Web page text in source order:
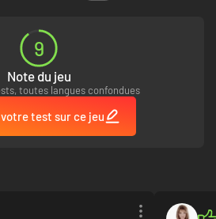
mode multijoueurs compétitif jusqu'à 32
9
Note du jeu
toutes langues confondues
test sur ce jeu